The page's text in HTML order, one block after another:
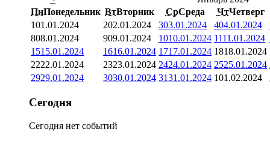
ПнПонедельник ВтВторник СрСреда ЧтЧетверг
101.01.2024 202.01.2024 303.01.2024 404.01.2024
808.01.2024 909.01.2024 1010.01.2024 1111.01.2024
1515.01.2024 1616.01.2024 1717.01.2024 1818.01.2024
2222.01.2024 2323.01.2024 2424.01.2024 2525.01.2024
2929.01.2024 3030.01.2024 3131.01.2024 101.02.2024
Сегодня
Сегодня нет событий